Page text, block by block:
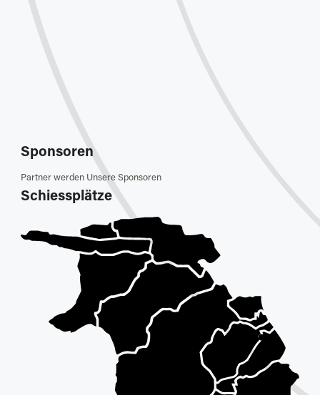
Sponsoren
Partner werden Unsere Sponsoren
Schiessplätze